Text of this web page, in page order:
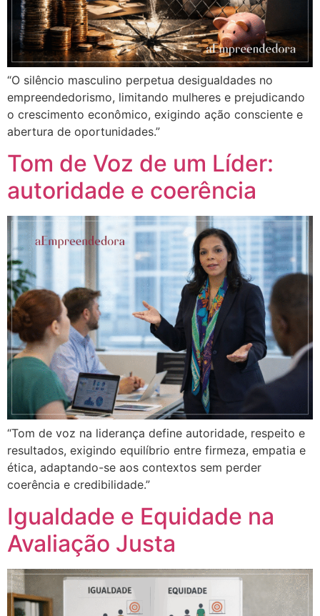
“O silêncio masculino perpetua desigualdades no
empreendedorismo, limitando mulheres e prejudicando
o crescimento econômico, exigindo ação consciente e
abertura de oportunidades.”
Tom de Voz de um Líder:
autoridade e coerência
“Tom de voz na liderança define autoridade, respeito e
resultados, exigindo equilíbrio entre firmeza, empatia e
ética, adaptando-se aos contextos sem perder
coerência e credibilidade.”
Igualdade e Equidade na
Avaliação Justa